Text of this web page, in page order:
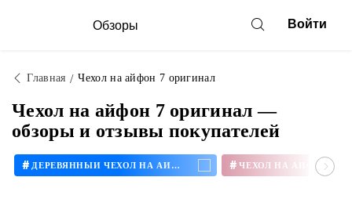
Обзоры Войти
Главная Чехол на айфон 7 оригинал
Чехол на айфон 7 оригинал —
обзоры и отзывы покупателей
# ДЕРЕВЯННЫЙ ЧЕХОЛ НА АЙФОН # ЧЕХОЛ НА АЙФОН 11